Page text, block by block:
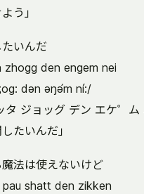
う」
いんだ
den engem nei
dən əŋə́m ní:/
タ ジョッグ デン エケ゜ム
たいんだ」
法は使えないけど
shatt den zikken